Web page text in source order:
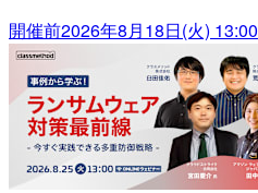
開催前2026年8月18日(火) 13:00